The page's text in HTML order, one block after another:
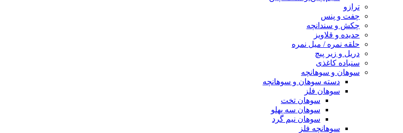
ترازو
چفت و پنس
چکش و سندانچه
حدیده و قلاویز
حلقه نمره / میل نمره
دریل و زیر پیچ
سنباده کاغذی
سوهان و سوهانچه
دسته سوهان و سوهانچه
سوهان فلز
سوهان تخت
سوهان سه پهلو
سوهان نیم گرد
سوهانچه فلز